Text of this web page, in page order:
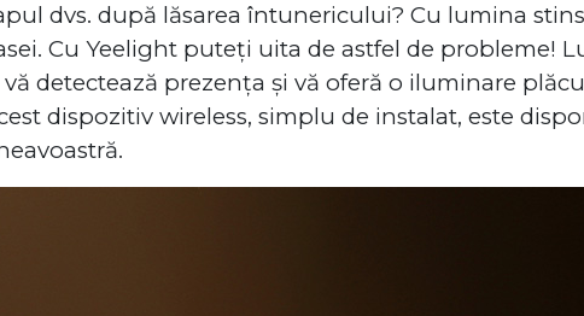
dvs. după lăsarea întunericului? Cu lumina
Cu Yeelight puteți uita de astfel de probleme!
detectează prezența și vă oferă o iluminare
dispozitiv wireless, simplu de instalat, este